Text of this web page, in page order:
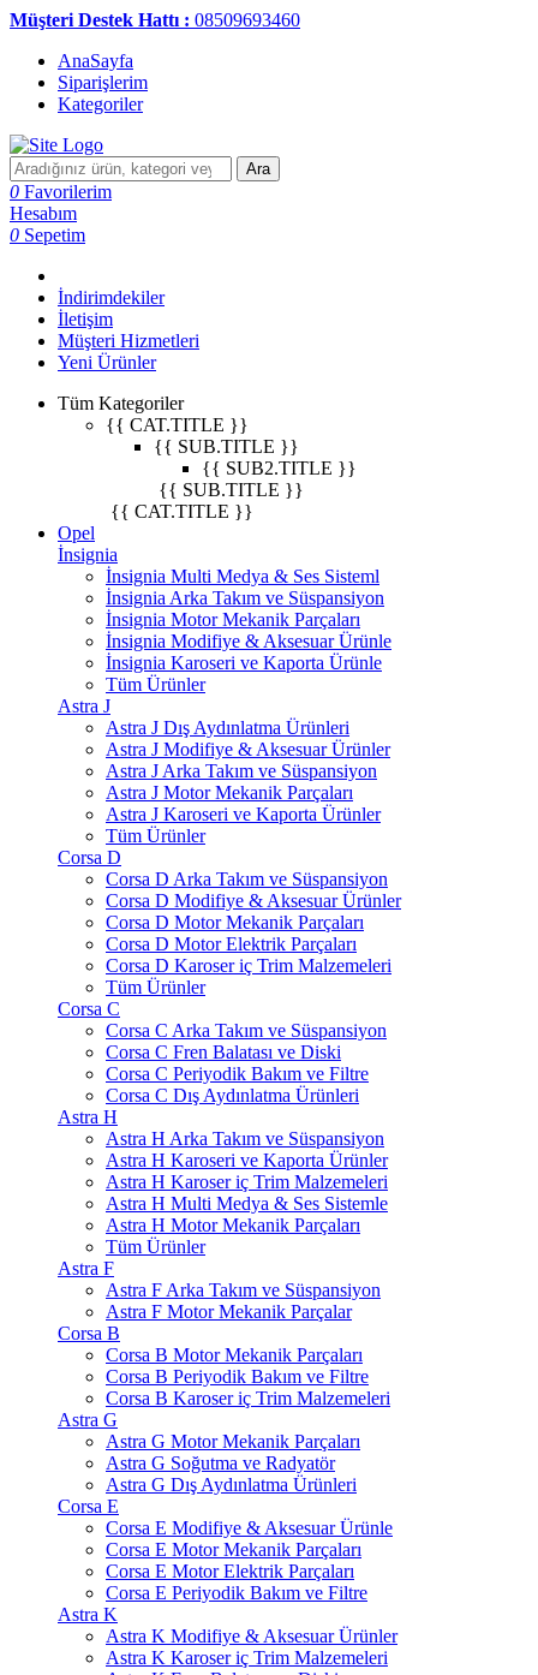
Müşteri Destek Hattı : 08509693460
AnaSayfa
Siparişlerim
Kategoriler
Ara
0 Favorilerim
Hesabım
0 Sepetim
İndirimdekiler
İletişim
Müşteri Hizmetleri
Yeni Ürünler
Tüm Kategoriler
{{ CAT.TITLE }}
{{ SUB.TITLE }}
{{ SUB2.TITLE }}
{{ SUB.TITLE }}
{{ CAT.TITLE }}
Opel
İnsignia
İnsignia Multi Medya & Ses Sisteml
İnsignia Arka Takım ve Süspansiyon
İnsignia Motor Mekanik Parçaları
İnsignia Modifiye & Aksesuar Ürünle
İnsignia Karoseri ve Kaporta Ürünle
Tüm Ürünler
Astra J
Astra J Dış Aydınlatma Ürünleri
Astra J Modifiye & Aksesuar Ürünler
Astra J Arka Takım ve Süspansiyon
Astra J Motor Mekanik Parçaları
Astra J Karoseri ve Kaporta Ürünler
Tüm Ürünler
Corsa D
Corsa D Arka Takım ve Süspansiyon
Corsa D Modifiye & Aksesuar Ürünler
Corsa D Motor Mekanik Parçaları
Corsa D Motor Elektrik Parçaları
Corsa D Karoser iç Trim Malzemeleri
Tüm Ürünler
Corsa C
Corsa C Arka Takım ve Süspansiyon
Corsa C Fren Balatası ve Diski
Corsa C Periyodik Bakım ve Filtre
Corsa C Dış Aydınlatma Ürünleri
Astra H
Astra H Arka Takım ve Süspansiyon
Astra H Karoseri ve Kaporta Ürünler
Astra H Karoser iç Trim Malzemeleri
Astra H Multi Medya & Ses Sistemle
Astra H Motor Mekanik Parçaları
Tüm Ürünler
Astra F
Astra F Arka Takım ve Süspansiyon
Astra F Motor Mekanik Parçalar
Corsa B
Corsa B Motor Mekanik Parçaları
Corsa B Periyodik Bakım ve Filtre
Corsa B Karoser iç Trim Malzemeleri
Astra G
Astra G Motor Mekanik Parçaları
Astra G Soğutma ve Radyatör
Astra G Dış Aydınlatma Ürünleri
Corsa E
Corsa E Modifiye & Aksesuar Ürünle
Corsa E Motor Mekanik Parçaları
Corsa E Motor Elektrik Parçaları
Corsa E Periyodik Bakım ve Filtre
Astra K
Astra K Modifiye & Aksesuar Ürünler
Astra K Karoser iç Trim Malzemeleri